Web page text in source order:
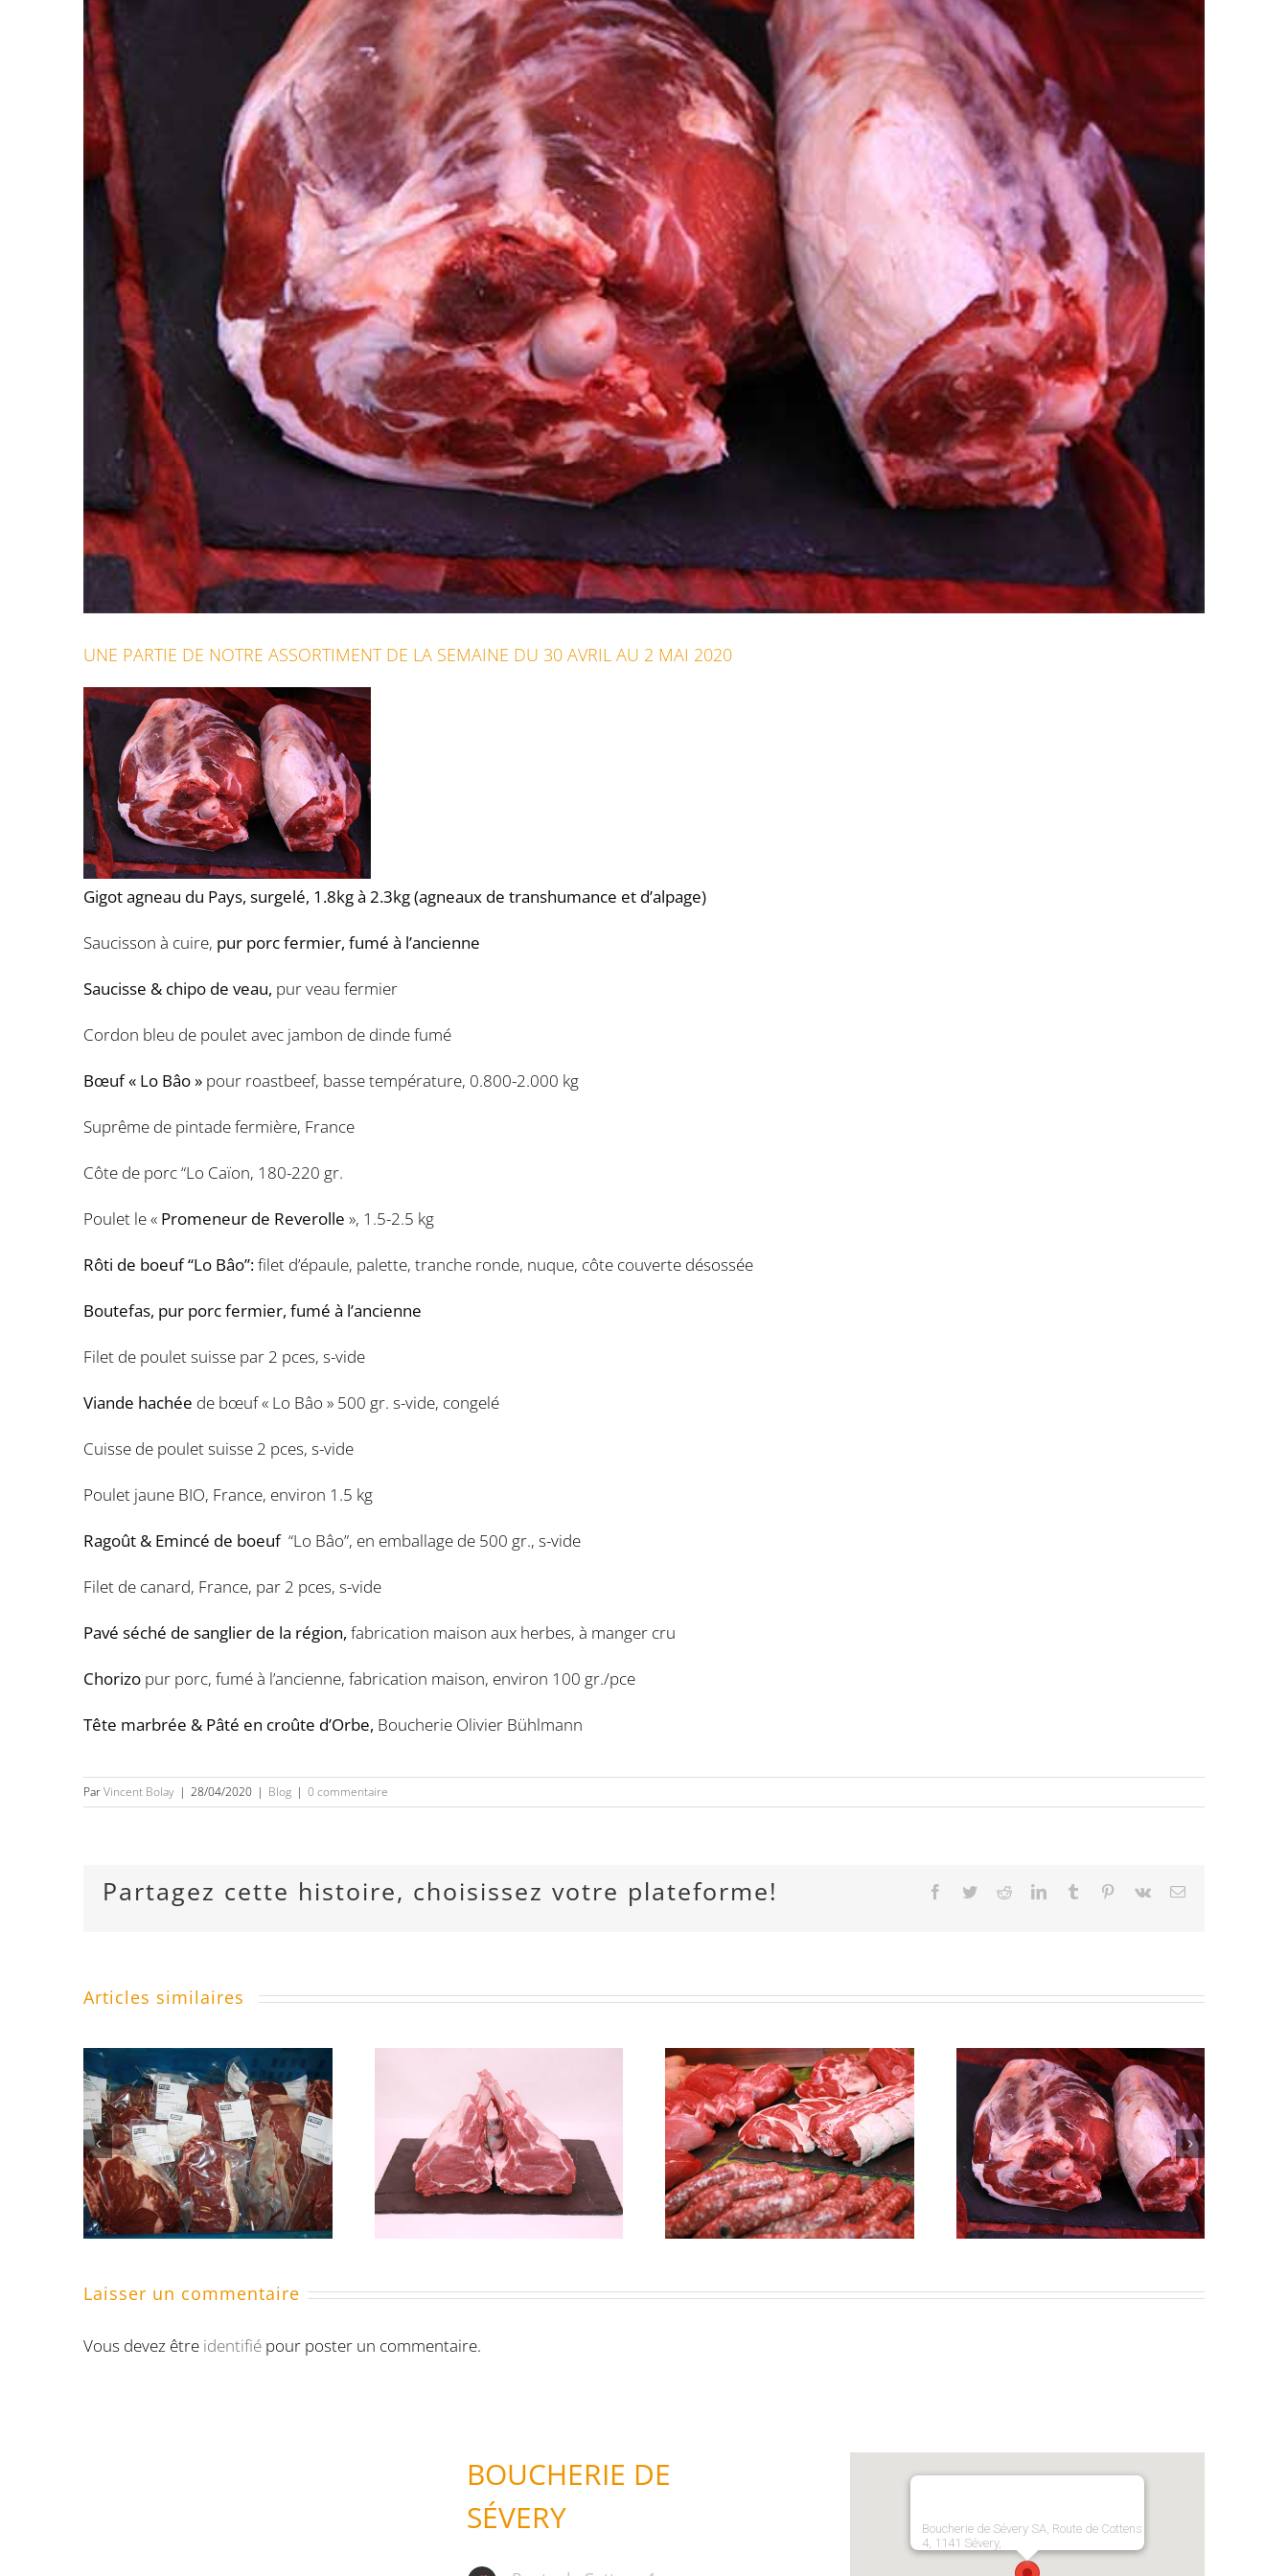
UNE PARTIE DE NOTRE ASSORTIMENT DE LA SEMAINE DU 30 AVRIL AU 2 MAI 2020
Gigot agneau du Pays, surgelé, 1.8kg à 2.3kg (agneaux de transhumance et d’alpage)
Saucisson à cuire, pur porc fermier, fumé à l’ancienne
Saucisse & chipo de veau, pur veau fermier
Cordon bleu de poulet avec jambon de dinde fumé
Bœuf« Lo Bâo » pour roastbeef, basse température, 0.800-2.000 kg
Suprême de pintade fermière, France
Côte de porc “Lo Caïon, 180-220 gr.
Poulet le « Promeneur de Reverolle », 1.5-2.5 kg
Rôti de boeuf “Lo Bâo”:filet d’épaule, palette, tranche ronde, nuque, côte couverte désossée
Boutefas, pur porc fermier, fumé à l’ancienne
Filet de poulet suisse par 2 pces, s-vide
Viande hachée de bœuf « Lo Bâo » 500 gr. s-vide, congelé
Cuisse de poulet suisse 2 pces, s-vide
Poulet jaune BIO, France, environ 1.5 kg
Ragoût & Emincé de boeuf “Lo Bâo”, en emballage de 500 gr., s-vide
Filet de canard, France, par 2 pces, s-vide
Pavé séché de sanglier de la région, fabrication maison aux herbes, à manger cru
Chorizo pur porc, fumé à l’ancienne, fabrication maison, environ 100 gr./pce
Tête marbrée & Pâté en croûte d’Orbe, Boucherie Olivier Bühlmann
ParVincent Bolay | 28/04/2020 | Blog | 0 commentaire
Partagez cette histoire, choisissez votre plateforme! Facebook
TwitterRedditLinkedInTumblr Pinterest
Vk Email
Articles similaires
En vente sur
réservation
veau rouge “Lo
Vî” de
Montricher
En vente sur
réservation
agneau de
pâturage du
Pays
Pré-ventes
agneau du Pays
Fermeture
estivale
Laisser un commentaire
Vous devez être identifié pour poster un commentaire.
BOUCHERIE DE
SÉVERY
Boucherie de Sévery SA, Route de Cottens
4, 1141 Sévery,